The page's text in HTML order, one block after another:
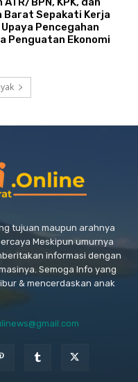
Barat Sepakati Kerja
Pencegahan
Penguatan Ekonomi
tujuan maupun arahnya
Meskipun umurnya
informasi dengan
Semoga Info yang
& mencerdaskan anak